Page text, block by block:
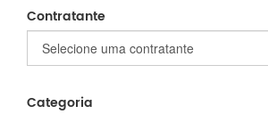
Contratante
Categoria